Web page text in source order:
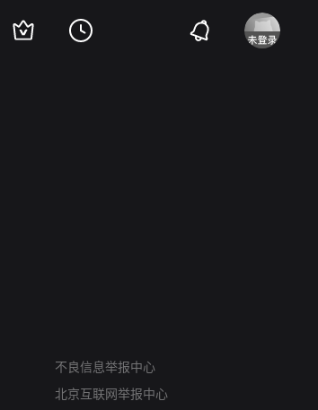
不良信息举报中心
北京互联网举报中心
算法推荐专项举报